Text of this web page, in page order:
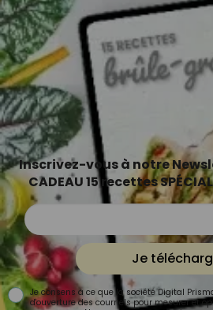
Inscrivez-vous à notre
CADEAU 15 recettes
Je
Je consens à ce que la société Digital
d'ouverture des courriels pour mesurer et